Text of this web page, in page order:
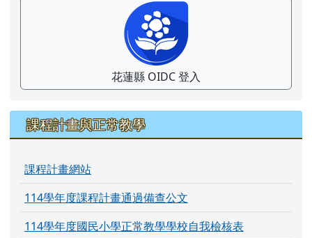
花蓮縣 OIDC 登入
課程計畫與正常教學
課程計畫網站
114學年度課程計畫通過備查公文
114學年度國民小學正常教學學校自我檢核表